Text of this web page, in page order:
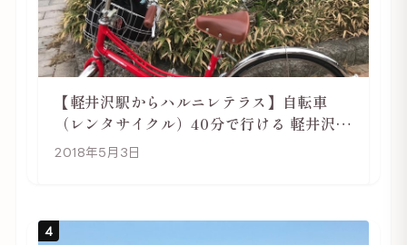
【軽井沢駅からハルニレテラス】自転車
（レンタサイクル）40分で行ける 軽井沢旅
行は自転車利用がおススメ
2018年5月3日
4